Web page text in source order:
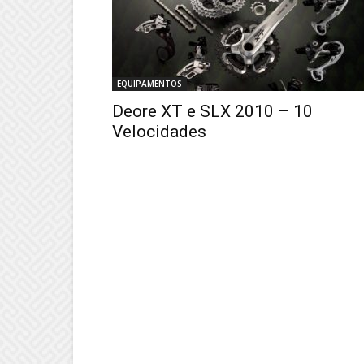
EQUIPAMENTOS
Deore XT e SLX 2010 – 10
Velocidades